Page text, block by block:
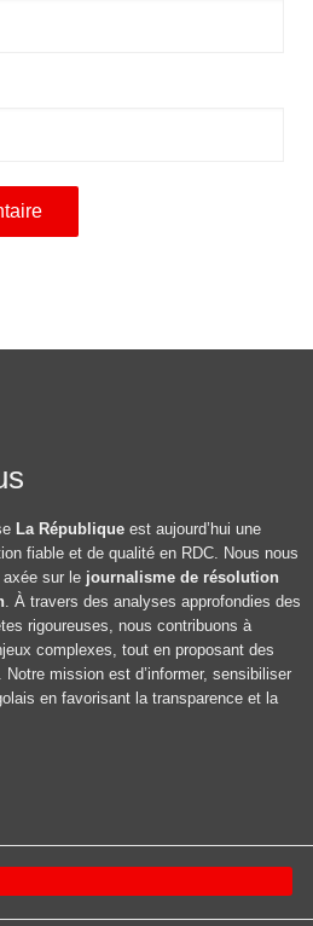
La République est aujourd’hui une
fiable et de qualité en RDC. Nous nous
sur le journalisme de résolution
. À travers des analyses approfondies des
rigoureuses, nous contribuons à
complexes, tout en proposant des
mission est d’informer, sensibiliser
en favorisant la transparence et la